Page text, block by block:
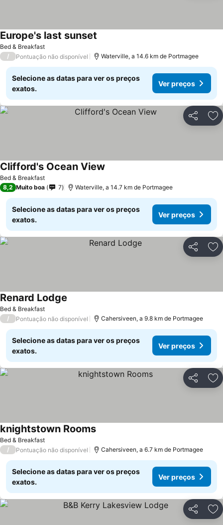
Bed & Breakfast
Europe's last sunset
/ Pontuação não disponível Waterville, a 14.6 km de Portmagee
Selecione as datas para ver os preços
exatos.
Ver preços
Partilhar
Bed & Breakfast
Clifford's Ocean View
8,2 Muito boa 7 Waterville, a 14.7 km de Portmagee
Selecione as datas para ver os preços
exatos.
Ver preços
Partilhar
Bed & Breakfast
Renard Lodge
/ Pontuação não disponível Cahersiveen, a 9.8 km de Portmagee
Selecione as datas para ver os preços
exatos.
Ver preços
Partilhar
Bed & Breakfast
knightstown Rooms
/ Pontuação não disponível Cahersiveen, a 6.7 km de Portmagee
Selecione as datas para ver os preços
exatos.
Ver preços
Partilhar